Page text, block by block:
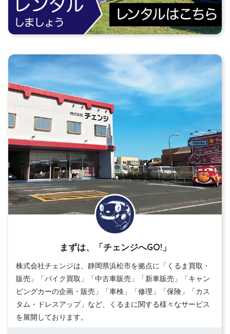
まずは、「チェンジへGO!」
株式会社チェンジは、静岡県浜松市を拠点に「くるま買取・
販売」「バイク買取」「中古車販売」「新車販売」「キャン
ピングカーの企画・販売」「車検」「修理」「保険」「カス
タム・ドレスアップ」など、くるまに関する様々なサービス
を展開しております。